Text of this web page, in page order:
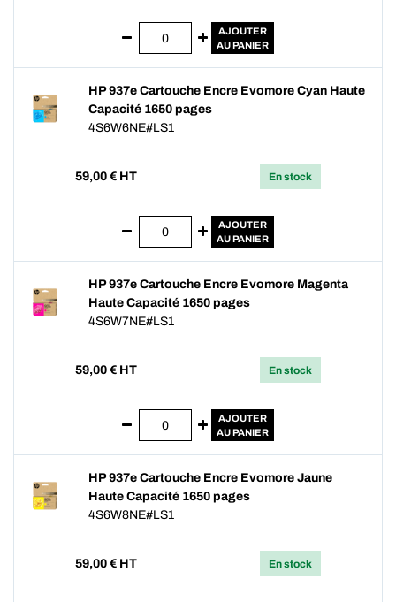
AJOUTER
AU PANIER
HP 937e Cartouche Encre Evomore Cyan Haute
Capacité 1650 pages
4S6W6NE#LS1
59,00 € HT En stock
AJOUTER
AU PANIER
HP 937e Cartouche Encre Evomore Magenta
Haute Capacité 1650 pages
4S6W7NE#LS1
59,00 € HT En stock
AJOUTER
AU PANIER
HP 937e Cartouche Encre Evomore Jaune
Haute Capacité 1650 pages
4S6W8NE#LS1
59,00 € HT En stock